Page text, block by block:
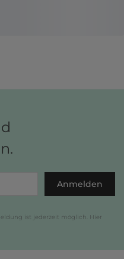
Anmelden
ist jederzeit möglich. Hier